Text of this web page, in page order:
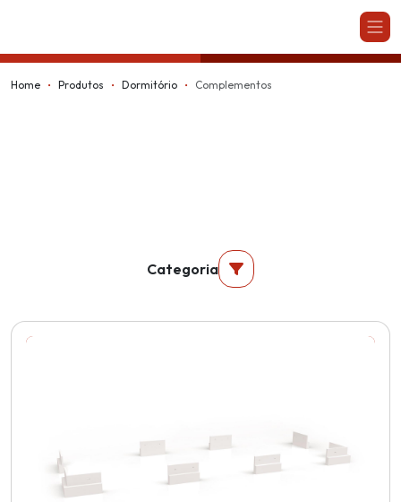
Home Produtos Dormitório Complementos
Categoria